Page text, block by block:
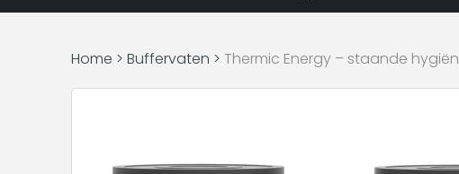
Home >Buffervaten >Thermic Energy – staande